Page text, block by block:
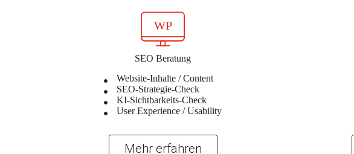
SEO Beratung
Website-Inhalte / Content
SEO-Strategie-Check
KI-Sichtbarkeits-Check
User Experience / Usability
Mehr erfahren